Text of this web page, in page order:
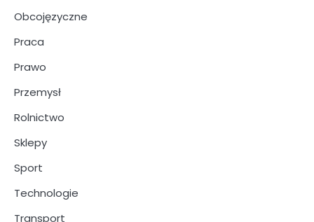
Obcojęzyczne
Praca
Prawo
Przemysł
Rolnictwo
Sklepy
Sport
Technologie
Transport